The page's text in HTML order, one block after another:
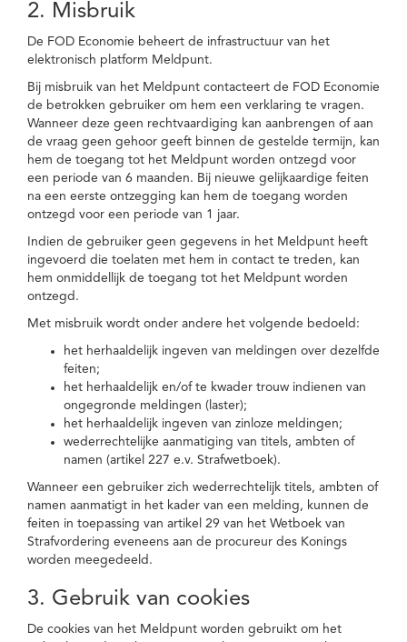
2. Misbruik
De FOD Economie beheert de infrastructuur van het
elektronisch platform Meldpunt.
Bij misbruik van het Meldpunt contacteert de FOD Economie
de betrokken gebruiker om hem een verklaring te vragen.
Wanneer deze geen rechtvaardiging kan aanbrengen of aan
de vraag geen gehoor geeft binnen de gestelde termijn, kan
hem de toegang tot het Meldpunt worden ontzegd voor
een periode van 6 maanden. Bij nieuwe gelijkaardige feiten
na een eerste ontzegging kan hem de toegang worden
ontzegd voor een periode van 1 jaar.
Indien de gebruiker geen gegevens in het Meldpunt heeft
ingevoerd die toelaten met hem in contact te treden, kan
hem onmiddellijk de toegang tot het Meldpunt worden
ontzegd.
Met misbruik wordt onder andere het volgende bedoeld:
het herhaaldelijk ingeven van meldingen over dezelfde
feiten;
het herhaaldelijk en/of te kwader trouw indienen van
ongegronde meldingen (laster);
het herhaaldelijk ingeven van zinloze meldingen;
wederrechtelijke aanmatiging van titels, ambten of
namen (artikel 227 e.v. Strafwetboek).
Wanneer een gebruiker zich wederrechtelijk titels, ambten of
namen aanmatigt in het kader van een melding, kunnen de
feiten in toepassing van artikel 29 van het Wetboek van
Strafvordering eveneens aan de procureur des Konings
worden meegedeeld.
3. Gebruik van cookies
De cookies van het Meldpunt worden gebruikt om het